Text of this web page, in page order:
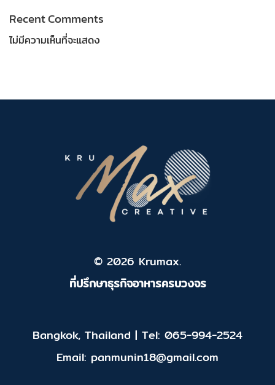
Recent Comments
ไม่มีความเห็นที่จะแสดง
© 2026 Krumax.
ที่ปรึกษาธุรกิจอาหารครบวงจร
Bangkok, Thailand | Tel: 065-994-2524
Email: panmunin18@gmail.com